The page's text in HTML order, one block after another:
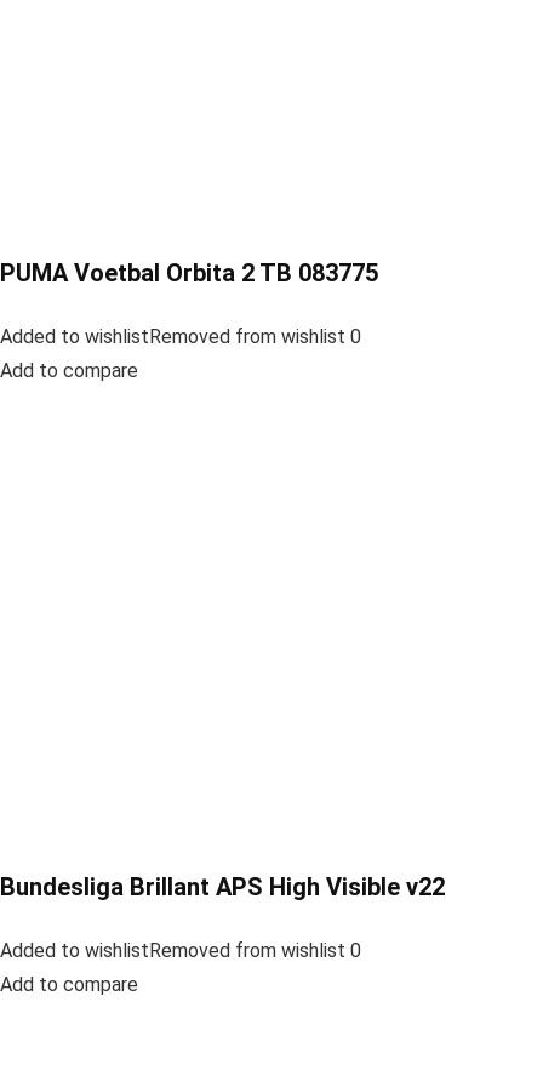
PUMA Voetbal Orbita 2 TB 083775
Added to wishlistRemoved from wishlist 0
Add to compare
Bundesliga Brillant APS High Visible v22
Added to wishlistRemoved from wishlist 0
Add to compare